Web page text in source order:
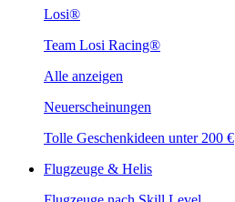
Losi®
Team Losi Racing®
Alle anzeigen
Neuerscheinungen
Tolle Geschenkideen unter 200 €
Flugzeuge & Helis